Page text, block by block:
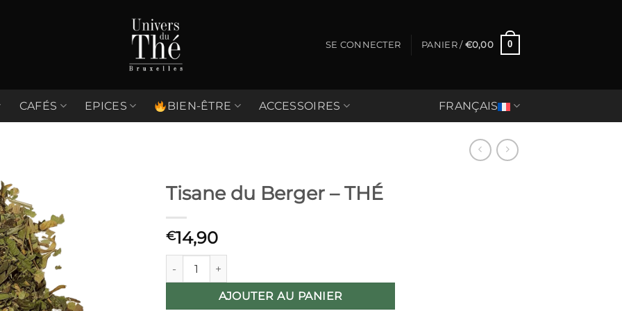
SE CONNECTER PANIER / €0,00 0
CAFÉS EPICES BIEN-ÊTRE ACCESSOIRES FRANÇAIS
Ajouter
à la liste
de
souhaits
Tisane du Berger – THÉ
€14,90
quantité de Tisane du Berger - THÉ
AJOUTER AU PANIER